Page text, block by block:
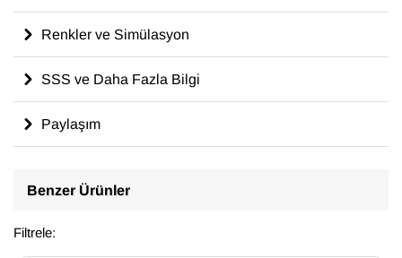
Renkler ve Simülasyon
SSS ve Daha Fazla Bilgi
Paylaşım
Benzer Ürünler
Filtrele: